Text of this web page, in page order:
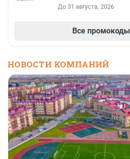
До 31 августа, 2026
Все промокоды
НОВОСТИ КОМПАНИЙ